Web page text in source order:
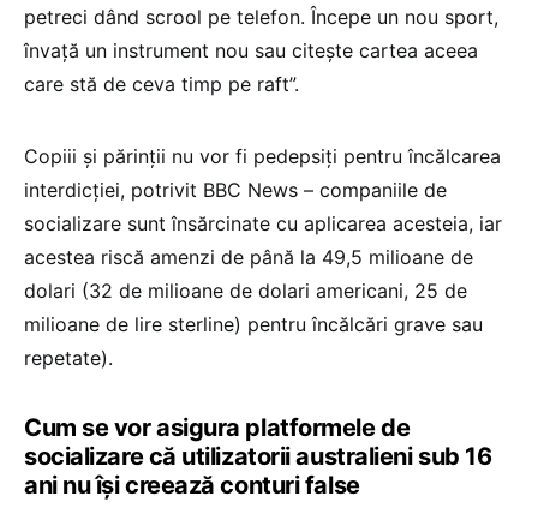
petreci dând scrool pe telefon. Începe un nou sport,
învață un instrument nou sau citește cartea aceea
care stă de ceva timp pe raft”.
Copiii și părinții nu vor fi pedepsiți pentru încălcarea
interdicției, potrivit BBC News – companiile de
socializare sunt însărcinate cu aplicarea acesteia, iar
acestea riscă amenzi de până la 49,5 milioane de
dolari (32 de milioane de dolari americani, 25 de
milioane de lire sterline) pentru încălcări grave sau
repetate).
Cum se vor asigura platformele de
socializare că utilizatorii australieni sub 16
ani nu își creează conturi false